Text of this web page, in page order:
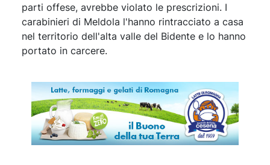
parti offese, avrebbe violato le prescrizioni. I
carabinieri di Meldola l'hanno rintracciato a casa
nel territorio dell'alta valle del Bidente e lo hanno
portato in carcere.